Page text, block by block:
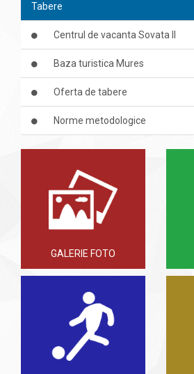
Tabere
Centrul de vacanta Sovata II
Baza turistica Mures
Oferta de tabere
Norme metodologice
GALERIE FOTO